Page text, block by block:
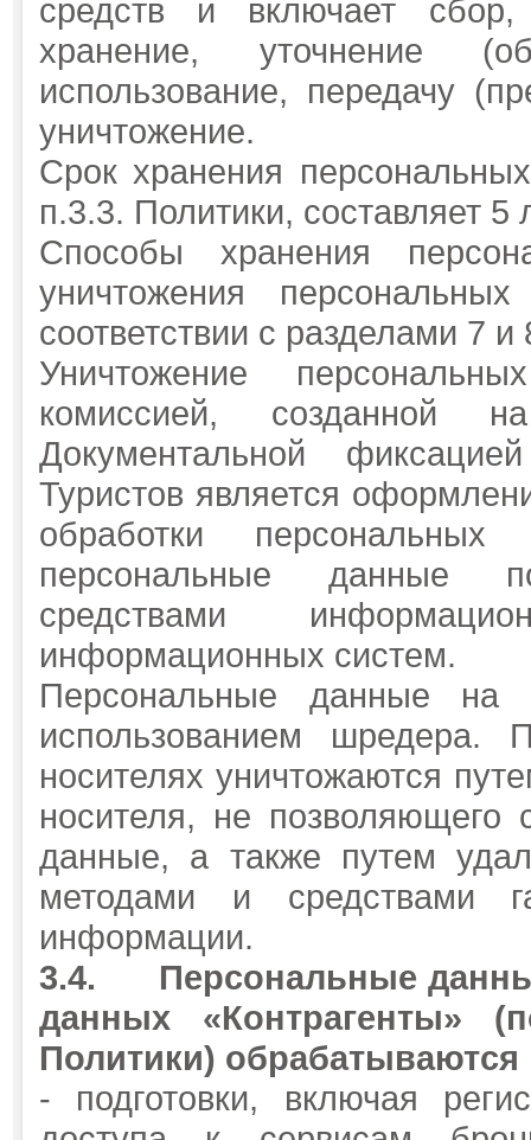
средств и включает сбор,
хранение, уточнение
использование, передачу
уничтожение.
Срок хранения
п.3.3. Политики, составляет
Способы хранения
уничтожения
соответствии с разделами 7
Уничтожение
комиссией, созданной
Документальной
Туристов является
обработки
персональные данные
средствами
информационных систем.
Персональные данные на
использованием шредера.
носителях уничтожаются
носителя, не позволяющего
данные, а также путем
методами и средствами
информации.
3.4. Персональные
данных «Контрагенты»
Политики) обрабатываются
- подготовки, включая